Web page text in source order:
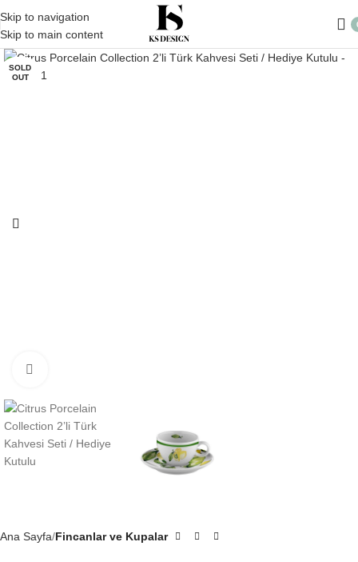
Skip to navigation
Skip to main content
SOLD
OUT
Ana Sayfa Fincanlar ve Kupalar